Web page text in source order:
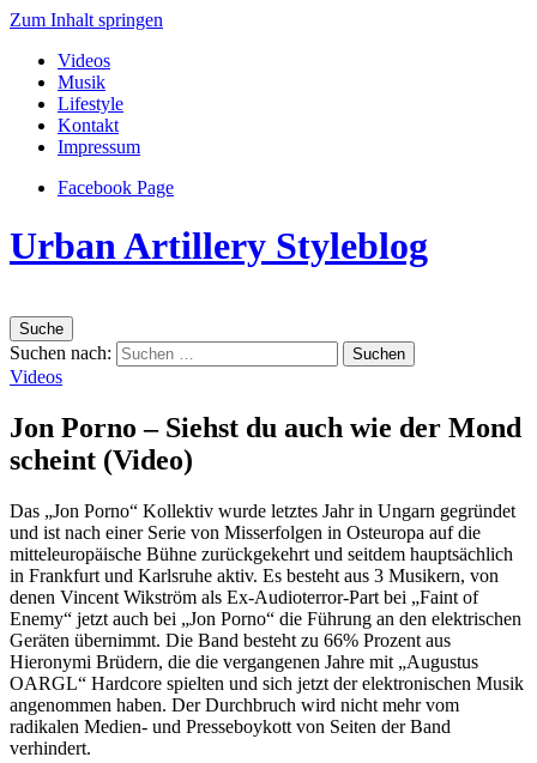
Zum Inhalt springen
Videos
Musik
Lifestyle
Kontakt
Impressum
Facebook Page
Urban Artillery Styleblog
Suche
Suchen nach:
Videos
Jon Porno – Siehst du auch wie der Mond
scheint (Video)
Das „Jon Porno“ Kollektiv wurde letztes Jahr in Ungarn gegründet
und ist nach einer Serie von Misserfolgen in Osteuropa auf die
mitteleuropäische Bühne zurückgekehrt und seitdem hauptsächlich
in Frankfurt und Karlsruhe aktiv. Es besteht aus 3 Musikern, von
denen Vincent Wikström als Ex-Audioterror-Part bei „Faint of
Enemy“ jetzt auch bei „Jon Porno“ die Führung an den elektrischen
Geräten übernimmt. Die Band besteht zu 66% Prozent aus
Hieronymi Brüdern, die die vergangenen Jahre mit „Augustus
OARGL“ Hardcore spielten und sich jetzt der elektronischen Musik
angenommen haben. Der Durchbruch wird nicht mehr vom
radikalen Medien- und Presseboykott von Seiten der Band
verhindert.